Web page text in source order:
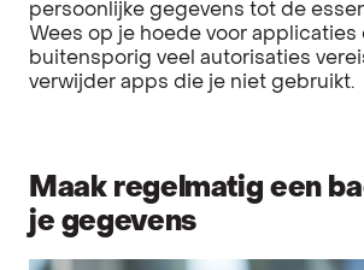
persoonlijke gegevens tot de
Wees op je hoede voor applicaties
buitensporig veel autorisaties
verwijder apps die je niet gebruikt.
Maak regelmatig een
je gegevens